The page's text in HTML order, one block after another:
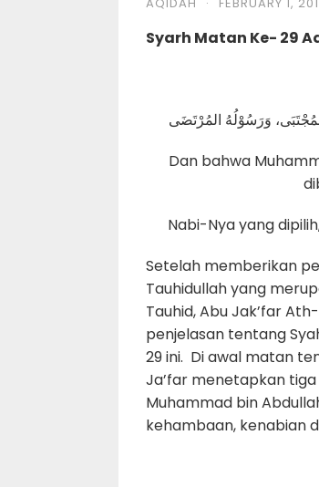
Syarh Matan Ke- 29
وَرَسُوْلُهُ المُرْتَضَى
Dan bahwa
Nabi-Nya yang
Setelah memberikan
Tauhidullah yang
Tauhid, Abu Jak’far
penjelasan tentang
29 ini. Di awal matan
Ja’far menetapkan
Muhammad bin
kehambaan, kenabian